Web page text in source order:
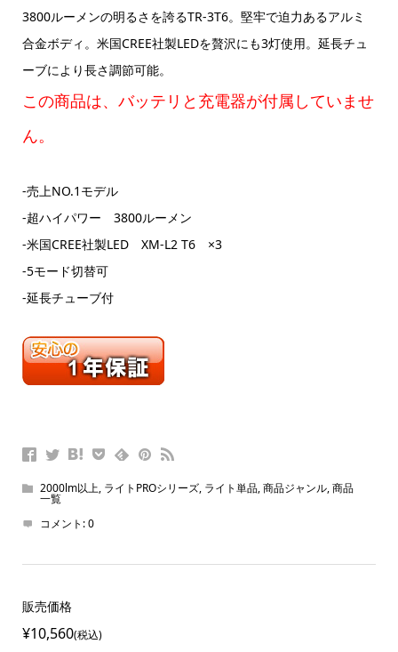
3800ルーメンの明るさを誇るTR-3T6。堅牢で迫力あるアルミ
合金ボディ。米国CREE社製LEDを贅沢にも3灯使用。延長チュ
ーブにより長さ調節可能。
この商品は、バッテリと充電器が付属していませ
ん。
-売上NO.1モデル
-超ハイパワー 3800ルーメン
-米国CREE社製LED XM-L2 T6 ×3
-5モード切替可
-延長チューブ付
2000lm以上, ライトPROシリーズ, ライト単品,商品ジャンル,商品
一覧
コメント:0
販売価格
¥10,560(税込)